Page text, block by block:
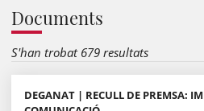
Documents
S'han trobat 679 resultats
DEGANAT | RECULL DE PREMSA: